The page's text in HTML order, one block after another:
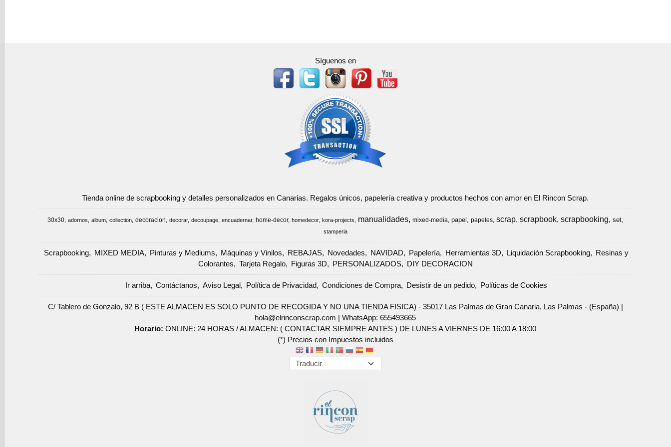
Síguenos en
Tienda online de scrapbooking y detalles personalizados en Canarias. Regalos únicos, papelería creativa y productos hechos con amor en El Rincon Scrap.
30x30 adornos album collection decoracion decorar decoupage encuadernar home-decor homedecor kora-projects manualidades mixed-media papel papeles scrap scrapbook scrapbooking set
stamperia
Scrapbooking MIXED MEDIA Pinturas y Mediums Máquinas y Vinilos REBAJAS Novedades NAVIDAD Papelería Herramientas 3D Liquidación Scrapbooking
Resinas y
Colorantes
Tarjeta Regalo Figuras 3D PERSONALIZADOS DIY DECORACION
Ir arriba Contáctanos Aviso Legal Política de Privacidad Condiciones de Compra Desistir de un pedido Políticas de Cookies
C/ Tablero de Gonzalo, 92 B ( ESTE ALMACEN ES SOLO PUNTO DE RECOGIDA Y NO UNA TIENDA FISICA) - 35017 Las Palmas de Gran Canaria, Las Palmas - (España) |
hola@elrinconscrap.com |WhatsApp: 655493665
Horario:ONLINE: 24 HORAS / ALMACEN: ( CONTACTAR SIEMPRE ANTES ) DE LUNES A VIERNES DE 16:00 A 18:00
(*) Precios con Impuestos incluidos